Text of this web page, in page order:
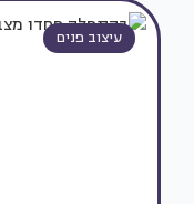
עיצוב פנים